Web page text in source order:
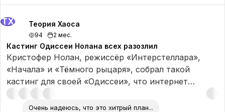
ТХ Теория Хаоса
94 2 мес.
Кастинг Одиссеи Нолана всех разозлил
Кристофер Нолан, режиссёр «Интерстеллара»,
«Начала» и «Тёмного рыцаря», собрал такой
кастинг для своей «Одиссеи», что интернет
полыхает до сих пор: кенийская актриса в роли
Елены Троянской, Трэвис Скотт в роли античного
Очень надеюсь, что это хитрый план...